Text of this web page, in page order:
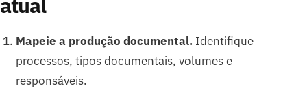
atual
Mapeie a produção documental. Identifique
processos, tipos documentais, volumes e
responsáveis.